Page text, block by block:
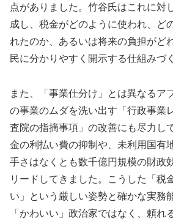
点がありました。竹谷氏はこれに対
成し、税金がどのように使われ、ど
れたのか、あるいは将来の負担がど
民に分かりやすく開示する仕組みづ
また、「事業仕分け」とは異なるア
の事業のムダを洗い出す「行政事業
査院の指摘事項」の改善にも尽力し
金の利払い費の抑制や、未利用国有
手さはなくとも数千億円規模の財政
リードしてきました。こうした「税
い」という厳しい姿勢と確かな実務
「かわいい」政治家ではなく、頼れ